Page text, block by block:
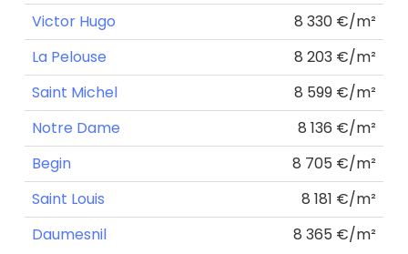
Victor Hugo
8 330 €/m²
La Pelouse
8 203 €/m²
Saint Michel
8 599 €/m²
Notre Dame
8 136 €/m²
Begin
8 705 €/m²
Saint Louis
8 181 €/m²
Daumesnil
8 365 €/m²